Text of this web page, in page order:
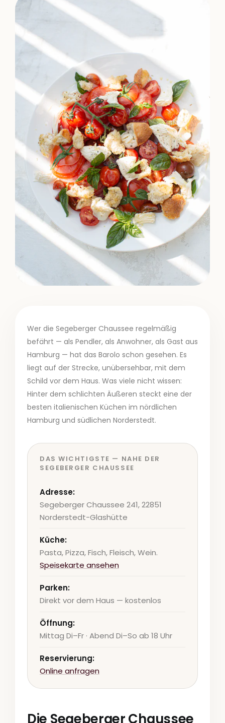
Wer die Segeberger Chaussee regelmäßig
befährt — als Pendler, als Anwohner, als Gast aus
Hamburg — hat das Barolo schon gesehen. Es
liegt auf der Strecke, unübersehbar, mit dem
Schild vor dem Haus. Was viele nicht wissen:
Hinter dem schlichten Äußeren steckt eine der
besten italienischen Küchen im nördlichen
Hamburg und südlichen Norderstedt.
DAS WICHTIGSTE — NAHE DER
SEGEBERGER CHAUSSEE
Adresse:
Segeberger Chaussee 241, 22851
Norderstedt-Glashütte
Küche:
Pasta, Pizza, Fisch, Fleisch, Wein.
Speisekarte ansehen
Parken:
Direkt vor dem Haus — kostenlos
Öffnung:
Mittag Di–Fr · Abend Di–So ab 18 Uhr
Reservierung:
Online anfragen
Die Segeberger Chaussee